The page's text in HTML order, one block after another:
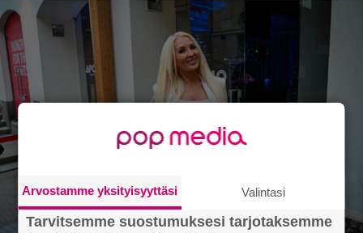
Arvostamme yksityisyyttäsi Valintasi
Tarvitsemme suostumuksesi tarjotaksemme